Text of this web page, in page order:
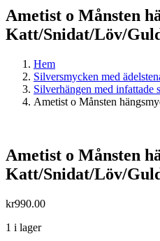
Ametist o Månsten
Katt/Snidat/Löv/
Hem
Silversmycken med
Silverhängen med infattade
Ametist o Månsten
Ametist o Månsten
Katt/Snidat/Löv/
kr990.00
1 i lager